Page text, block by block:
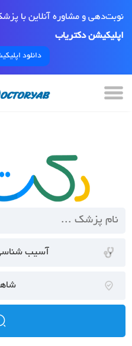
نوبت‌دهی و مشاوره آنلاین با
اپلیکیشن دکتریاب
دانلود
آسیب